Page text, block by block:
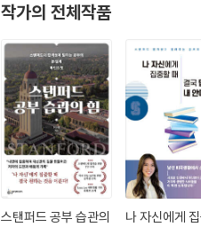
작가의 전체작품
스탠퍼드 공부 습관의
나 자신에게